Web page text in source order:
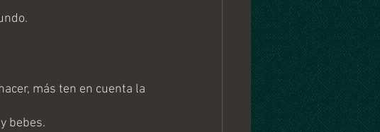
más ten en cuenta la
bebes.